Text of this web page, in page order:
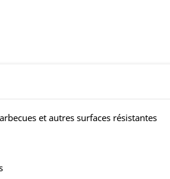
et autres surfaces résistantes